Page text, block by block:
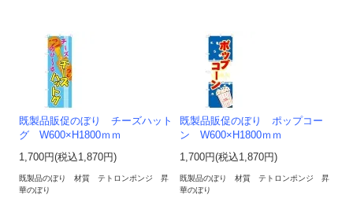
既製品販促のぼり チーズハット
グ W600×H1800ｍｍ
1,700円(税込1,870円)
既製品のぼり 材質 テトロンポンジ 昇
華のぼり
既製品販促のぼり ポップコー
ン W600×H1800ｍｍ
1,700円(税込1,870円)
既製品のぼり 材質 テトロンポンジ 昇
華のぼり